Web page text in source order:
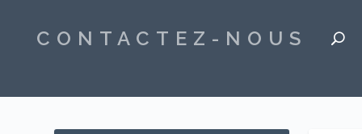
CONTACTEZ-NOUS